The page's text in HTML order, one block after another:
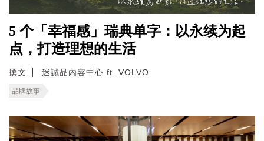
5 个「幸福感」瑞典单字：以永续为起
点，打造理想的生活
撰文 迷誠品內容中心 ft. VOLVO
品牌故事